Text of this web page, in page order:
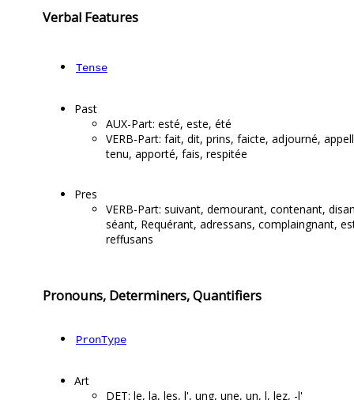
Verbal Features
Tense
Past
AUX-Part: esté, este, été
VERB-Part: fait, dit, prins, faicte, adjourné,
tenu, apporté, fais, respitée
Pres
VERB-Part: suivant, demourant, contenant,
séant, Requérant, adressans, complaingnant,
reffusans
Pronouns, Determiners, Quantifiers
PronType
Art
DET: le, la, les, l', ung, une, un, l, lez, -l'